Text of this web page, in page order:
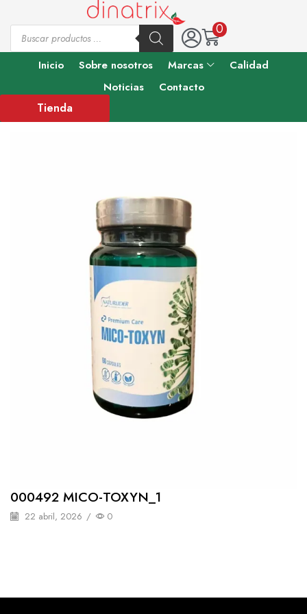
0
Inicio Sobre nosotros Marcas
Calidad
Noticias
Contacto
Tienda
000492 MICO-TOXYN_1
22 abril, 2026 / 0